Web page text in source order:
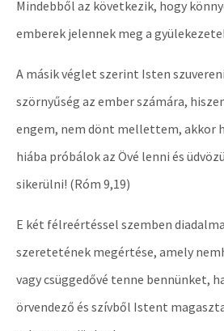
Mindebből az következik, hogy
emberek jelennek meg a
A másik véglet szerint Isten
szörnyűség az ember számára,
engem, nem dönt mellettem, akkor
hiába próbálok az Övé lenni és
sikerülni! (Róm 9,19)
E két félreértéssel szemben
szeretetének megértése, amely
vagy csüggedővé tenne bennünket,
örvendező és szívből Istent